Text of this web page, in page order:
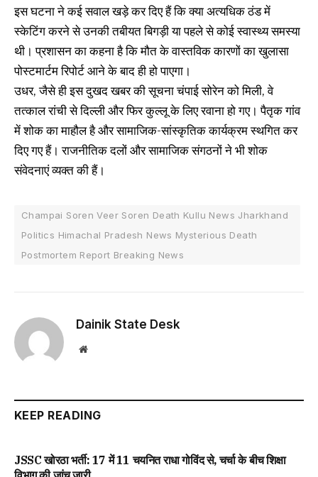
इस घटना ने कई सवाल खड़े कर दिए हैं कि क्या अत्यधिक ठंड में
स्केटिंग करने से उनकी तबीयत बिगड़ी या पहले से कोई स्वास्थ्य समस्या
थी। प्रशासन का कहना है कि मौत के वास्तविक कारणों का खुलासा
पोस्टमार्टम रिपोर्ट आने के बाद ही हो पाएगा।
उधर, जैसे ही इस दुखद खबर की सूचना चंपाई सोरेन को मिली, वे
तत्काल रांची से दिल्ली और फिर कुल्लू के लिए रवाना हो गए। पैतृक गांव
में शोक का माहौल है और सामाजिक-सांस्कृतिक कार्यक्रम स्थगित कर
दिए गए हैं। राजनीतिक दलों और सामाजिक संगठनों ने भी शोक
संवेदनाएं व्यक्त की हैं।
Champai Soren Veer Soren Death Kullu News Jharkhand
Politics Himachal Pradesh News Mysterious Death
Postmortem Report Breaking News
Dainik State Desk
Website
KEEP READING
JSSC खोरठा भर्ती: 17 में 11 चयनित राधा गोविंद से, चर्चा के बीच शिक्षा